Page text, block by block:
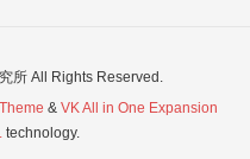
所 All Rights Reserved.
& VK All in One Expansion
technology.